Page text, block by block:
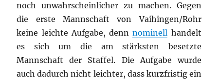
noch unwahrscheinlicher zu machen.Gegen
die erste Mannschaft von Vaihingen/Rohr
keine leichte Aufgabe, dennnominell handelt
es sich um die am stärksten besetzte
Mannschaft der Staffel. Die Aufgabe wurde
auch dadurch nicht leichter, dass kurzfristig ein